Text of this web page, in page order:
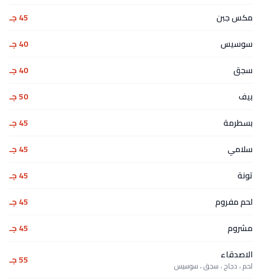
مكس جبن
45 جـ
سوسيس
40 جـ
سجق
40 جـ
بيف
50 جـ
بسطرمة
45 جـ
سلامي
45 جـ
تونة
45 جـ
لحم مفروم
45 جـ
مشروم
45 جـ
الاصدقاء
لحم ، دجاج ، سجق ، سوسيس 55 جـ